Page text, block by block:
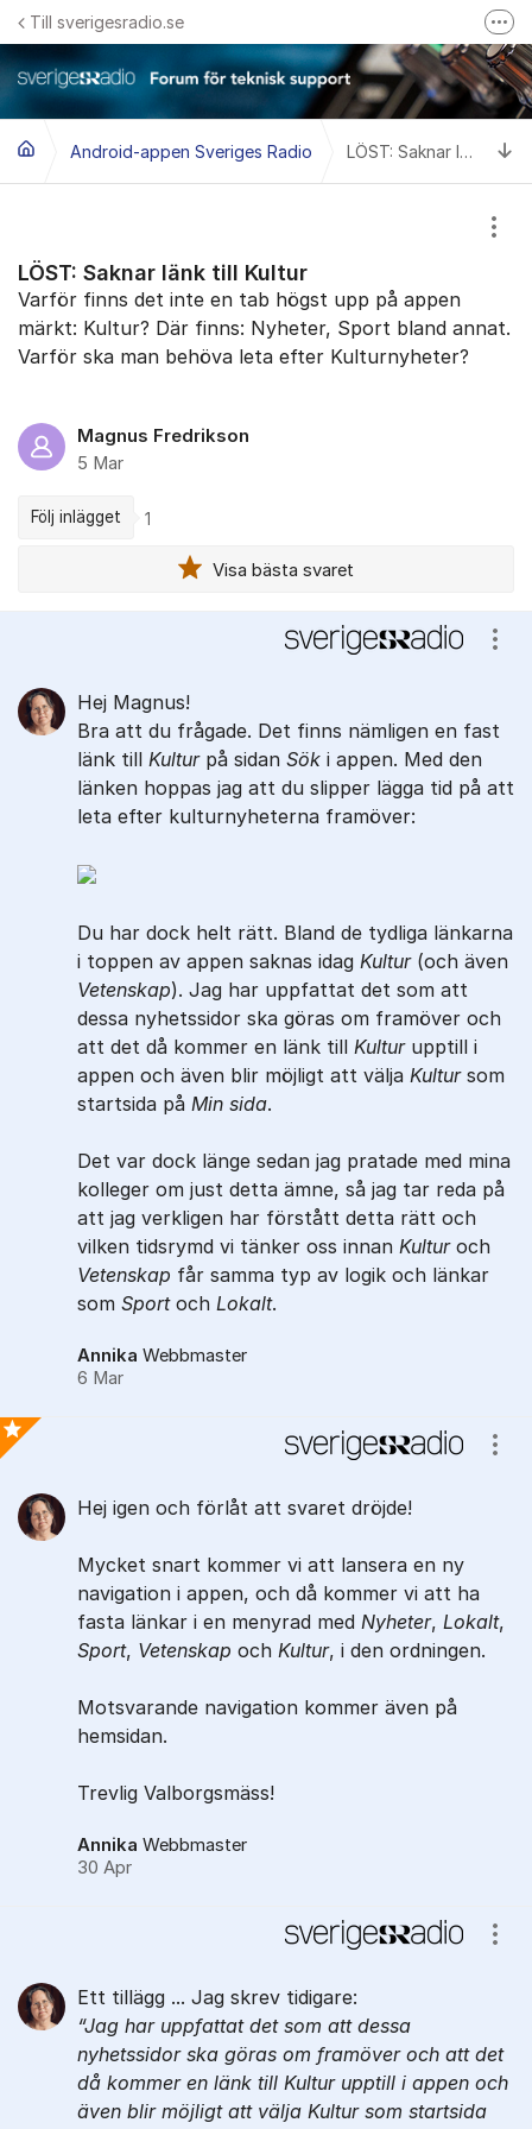
Hoppa till innehåll
Till sverigesradio.se
Frågor & svar om Sveriges Radio
Felanmäl problem med radiomottagning hos Teracom
Android-appen Sveriges Radio LÖST: Saknar länk till Kultur
LÖST: Saknar länk till Kultur
Varför finns det inte en tab högst upp på appen
märkt: Kultur? Där finns: Nyheter, Sport bland annat.
Varför ska man behöva leta efter Kulturnyheter?
Magnus Fredrikson
5 Mar
Följ inlägget 1
Visa bästa svaret
Hej Magnus!
Bra att du frågade. Det finns nämligen en fast
länk till Kultur på sidan Sök i appen. Med den
länken hoppas jag att du slipper lägga tid på att
leta efter kulturnyheterna framöver:
Du har dock helt rätt. Bland de tydliga länkarna
i toppen av appen saknas idag Kultur(och även
Vetenskap). Jag har uppfattat det som att
dessa nyhetssidor ska göras om framöver och
att det då kommer en länk till Kulturupptill i
appen och även blir möjligt att välja Kultursom
startsida på Min sida.
Det var dock länge sedan jag pratade med mina
kolleger om just detta ämne, så jag tar reda på
att jag verkligen har förstått detta rätt och
vilken tidsrymd vi tänker oss innan Kulturoch
Vetenskap får samma typ av logik och länkar
som Sportoch Lokalt.
Annika Webbmaster
6 Mar
Hej igen och förlåt att svaret dröjde!
Mycket snart kommer vi att lansera en ny
navigation i appen, och då kommer vi att ha
fasta länkar i en menyrad med Nyheter, Lokalt,
Sport, Vetenskap och Kultur, i den ordningen.
Motsvarande navigation kommer även på
hemsidan.
Trevlig Valborgsmäss!
Annika Webbmaster
30 Apr
Ett tillägg ... Jag skrev tidigare:
Jag har uppfattat det som att dessa
nyhetssidor ska göras om framöver och att det
då kommer en länk till Kulturupptill i appen och
även blir möjligt att välja Kultursom startsida